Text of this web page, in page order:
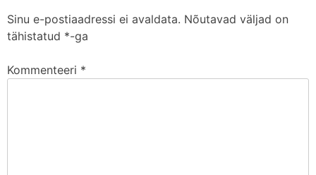
Sinu e-postiaadressi ei avaldata. Nõutavad väljad on
tähistatud *-ga
Kommenteeri *